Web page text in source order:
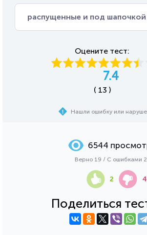
распущенные и под шапочкой
Оцените тест:
7.4
( 13 )
Нашли ошибку или
Поделиться
6544
Верно 19 / С ошибками
2 4